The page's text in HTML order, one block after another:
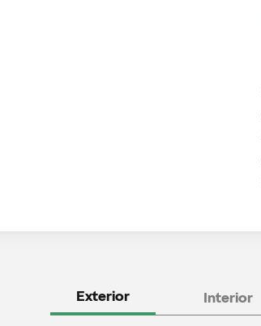
Exterior Interior